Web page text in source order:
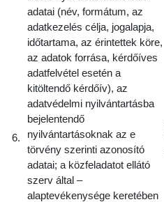
6.
adatai (név, formátum, az
adatkezelés célja, jogalapja,
időtartama, az érintettek köre,
az adatok forrása, kérdőíves
adatfelvétel esetén a
kitöltendő kérdőív), az
adatvédelmi nyilvántartásba
bejelentendő
nyilvántartásoknak az e
törvény szerinti azonosító
adatai; a közfeladatot ellátó
szerv által –
alaptevékenysége keretében